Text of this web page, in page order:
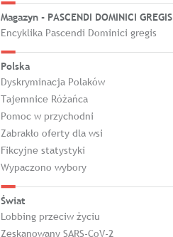
Magazyn - PASCENDI DOMINICI GREGIS
Encyklika Pascendi Dominici gregis
Polska
Dyskryminacja Polaków
Tajemnice Różańca
Pomoc w przychodni
Zabrakło oferty dla wsi
Fikcyjne statystyki
Wypaczono wybory
Świat
Lobbing przeciw życiu
Zeskanowany SARS-CoV-2